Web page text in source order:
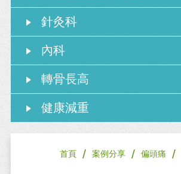
針灸科
內科
轉骨長高
健康減重
首頁 / 案例分享 / 偏頭痛 /